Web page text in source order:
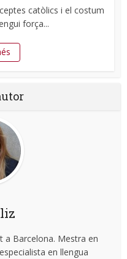
catòlics i el costum
força...
a Barcelona. Mestra en
en llengua